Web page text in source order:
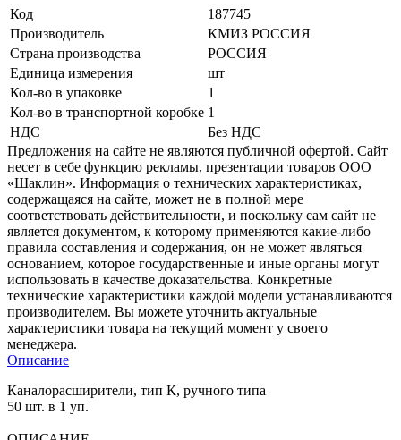
Код
187745
Производитель
КМИЗ РОССИЯ
Страна производства
РОССИЯ
Единица измерения
шт
Кол-во в упаковке
1
Кол-во в транспортной коробке 1
НДС
Без НДС
Предложения на сайте не являются публичной офертой. Сайт
несет в себе функцию рекламы, презентации товаров ООО
«Шаклин». Информация о технических характеристиках,
содержащаяся на сайте, может не в полной мере
соответствовать действительности, и поскольку сам сайт не
является документом, к которому применяются какие-либо
правила составления и содержания, он не может являться
основанием, которое государственные и иные органы могут
использовать в качестве доказательства. Конкретные
технические характеристики каждой модели устанавливаются
производителем. Вы можете уточнить актуальные
характеристики товара на текущий момент у своего
менеджера.
Описание
Каналорасширители, тип К, ручного типа
50 шт. в 1 уп.